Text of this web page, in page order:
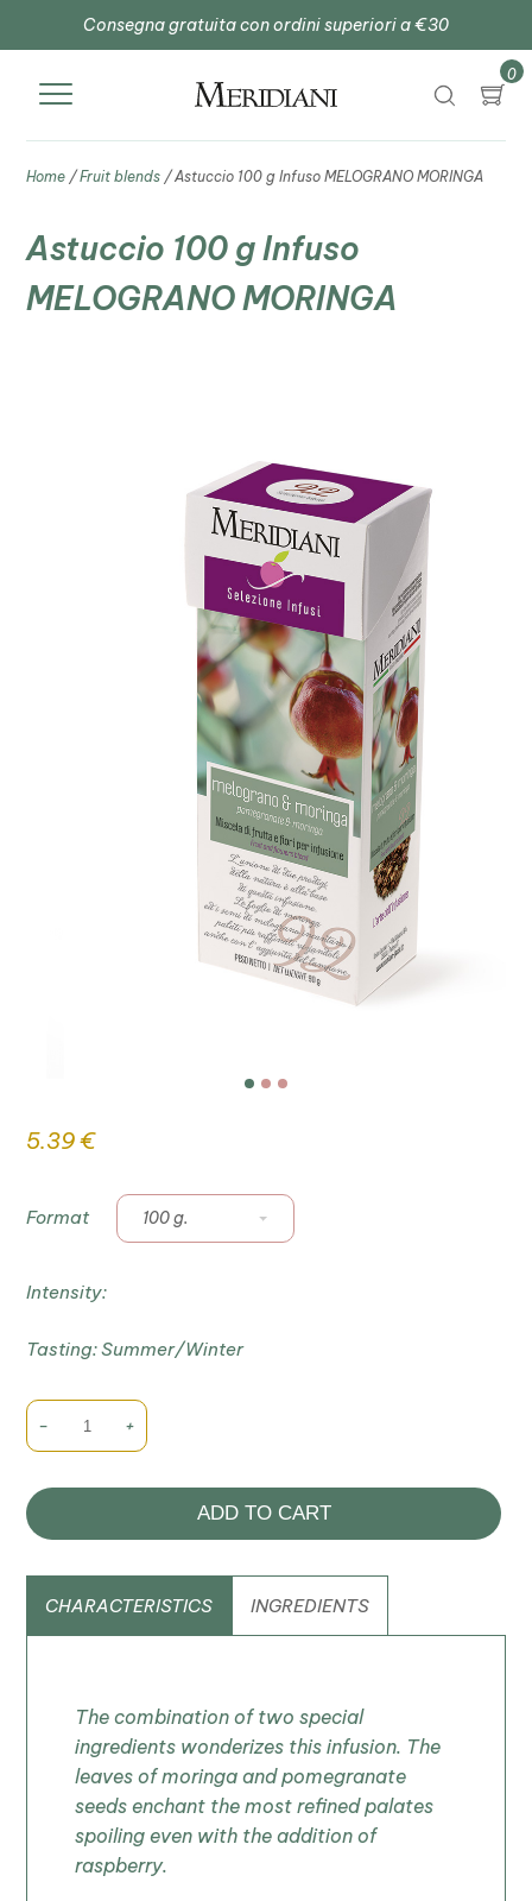
Consegna gratuita con ordini superiori a €30
0
Home /Fruit blends / Astuccio 100 g Infuso MELOGRANO MORINGA
Astuccio 100 g Infuso
MELOGRANO MORINGA
5.39€
Format 100 g.
Intensity:
Tasting:Summer/Winter
- +
ADD TO CART
CHARACTERISTICS INGREDIENTS
The combination of two special
ingredients wonderizes this infusion. The
leaves of moringa and pomegranate
seeds enchant the most refined palates
spoiling even with the addition of
raspberry.